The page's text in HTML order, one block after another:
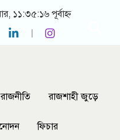
১১:৩৫:১৬ পূর্বাহ্ন
রাজনীতি রাজশাহী জুড়ে
ফিচার